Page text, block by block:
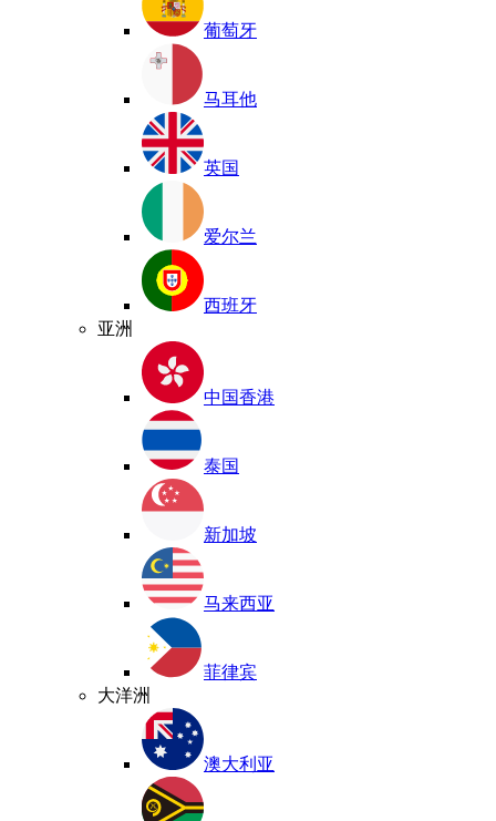
葡萄牙
马耳他
英国
爱尔兰
西班牙
亚洲
中国香港
泰国
新加坡
马来西亚
菲律宾
大洋洲
澳大利亚